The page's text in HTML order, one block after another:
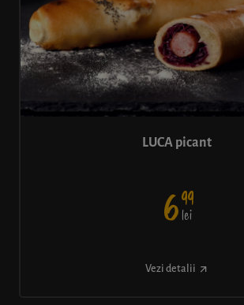
LUCA picant
699
lei
Vezi detalii